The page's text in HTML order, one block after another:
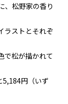
、松野家の香り
ラストとそれぞ
で松が描かれて
5,184円（いず